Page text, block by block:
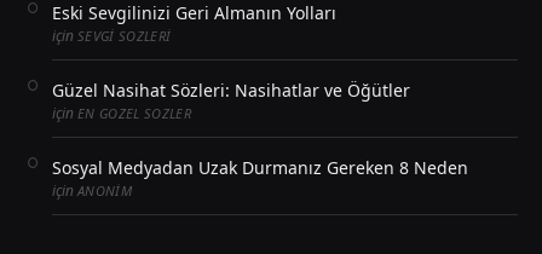
Eski Sevgilinizi Geri Almanın Yolları
için SEVGI SOZLERI
Güzel Nasihat Sözleri: Nasihatlar ve Öğütler
için EN GOZEL SOZLER
Sosyal Medyadan Uzak Durmanız Gereken 8 Neden
içinANONIM